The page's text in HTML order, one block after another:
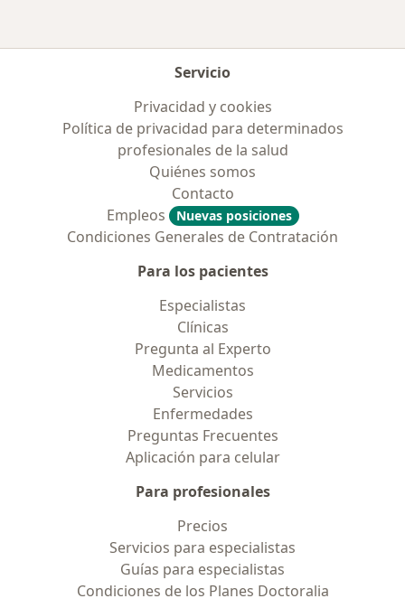
Servicio
Privacidad y cookies
Política de privacidad para determinados
profesionales de la salud
Quiénes somos
Contacto
Empleos
Nuevas posiciones
Condiciones Generales de Contratación
Para los pacientes
Especialistas
Clínicas
Pregunta al Experto
Medicamentos
Servicios
Enfermedades
Preguntas Frecuentes
Aplicación para celular
Para profesionales
Precios
Servicios para especialistas
Guías para especialistas
Condiciones de los Planes Doctoralia